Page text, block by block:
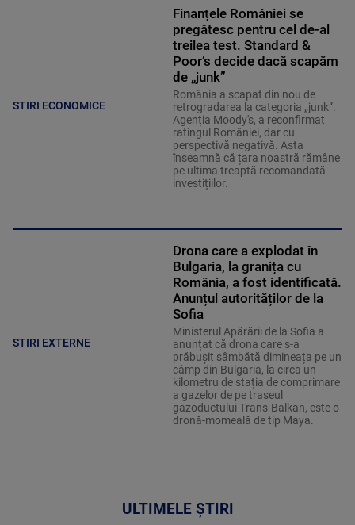
STIRI ECONOMICE
Finanțele României se
pregătesc pentru cel de-al
treilea test. Standard &
Poor’s decide dacă scapăm
de „junk”
România a scapat din nou de
retrogradarea la categoria „junk”.
Agenția Moody's, a reconfirmat
ratingul României, dar cu
perspectivă negativă. Asta
înseamnă că țara noastră rămâne
pe ultima treaptă recomandată
investițiilor.
STIRI EXTERNE
Drona care a explodat în
Bulgaria, la granița cu
România, a fost identificată.
Anunțul autorităților de la
Sofia
Ministerul Apărării de la Sofia a
anunțat că drona care s-a
prăbușit sâmbătă dimineața pe un
câmp din Bulgaria, la circa un
kilometru de stația de comprimare
a gazelor de pe traseul
gazoductului Trans-Balkan, este o
dronă-momeală de tip Maya.
ULTIMELE ȘTIRI